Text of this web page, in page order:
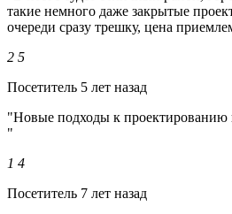
такие немного даже закрытые
очереди сразу трешку, цена
2 5
Посетитель 5 лет назад
"Новые подходы к проектированию
"
1 4
Посетитель 7 лет назад